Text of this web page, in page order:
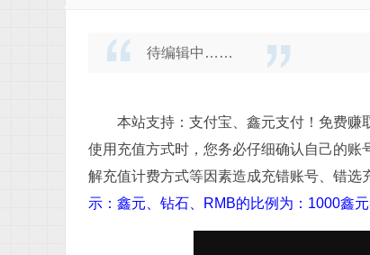
待编辑中……
本站支持：支付宝、鑫元支付！免费赚
使用充值方式时，您务必仔细确认自己的
解充值计费方式等因素造成充错账号、错选
示：鑫元、钻石、RMB的比例为：1000鑫